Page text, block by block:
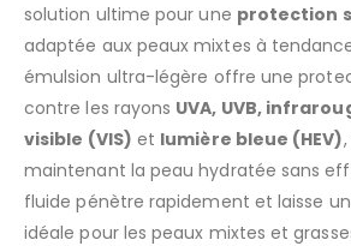
solution ultime pour une protection
adaptée aux peaux mixtes à
émulsion ultra-légère offre une
contre les rayons UVA, UVB,
visible (VIS) et lumière bleue (HEV)
maintenant la peau hydratée sans
fluide pénètre rapidement et laisse
idéale pour les peaux mixtes et